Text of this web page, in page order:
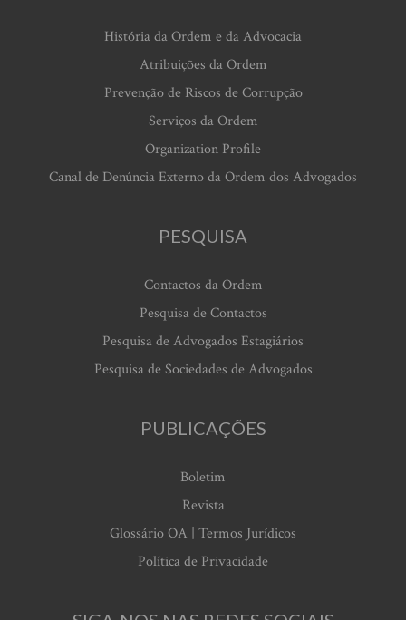
História da Ordem e da Advocacia
Atribuições da Ordem
Prevenção de Riscos de Corrupção
Serviços da Ordem
Organization Profile
Canal de Denúncia Externo da Ordem dos Advogados
PESQUISA
Contactos da Ordem
Pesquisa de Contactos
Pesquisa de Advogados Estagiários
Pesquisa de Sociedades de Advogados
PUBLICAÇÕES
Boletim
Revista
Glossário OA | Termos Jurídicos
Política de Privacidade